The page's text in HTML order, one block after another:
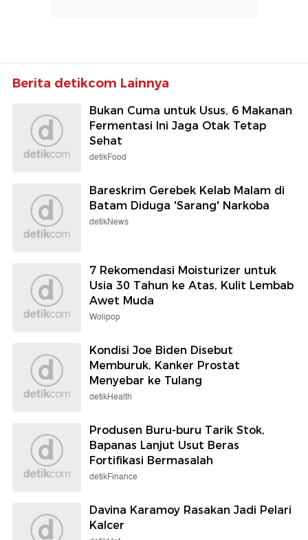
Berita detikcom Lainnya
Bukan Cuma untuk Usus, 6 Makanan
Fermentasi Ini Jaga Otak Tetap
Sehat
detikFood
Bareskrim Gerebek Kelab Malam di
Batam Diduga 'Sarang' Narkoba
detikNews
7 Rekomendasi Moisturizer untuk
Usia 30 Tahun ke Atas, Kulit Lembab
Awet Muda
Wolipop
Kondisi Joe Biden Disebut
Memburuk, Kanker Prostat
Menyebar ke Tulang
detikHealth
Produsen Buru-buru Tarik Stok,
Bapanas Lanjut Usut Beras
Fortifikasi Bermasalah
detikFinance
Davina Karamoy Rasakan Jadi Pelari
Kalcer